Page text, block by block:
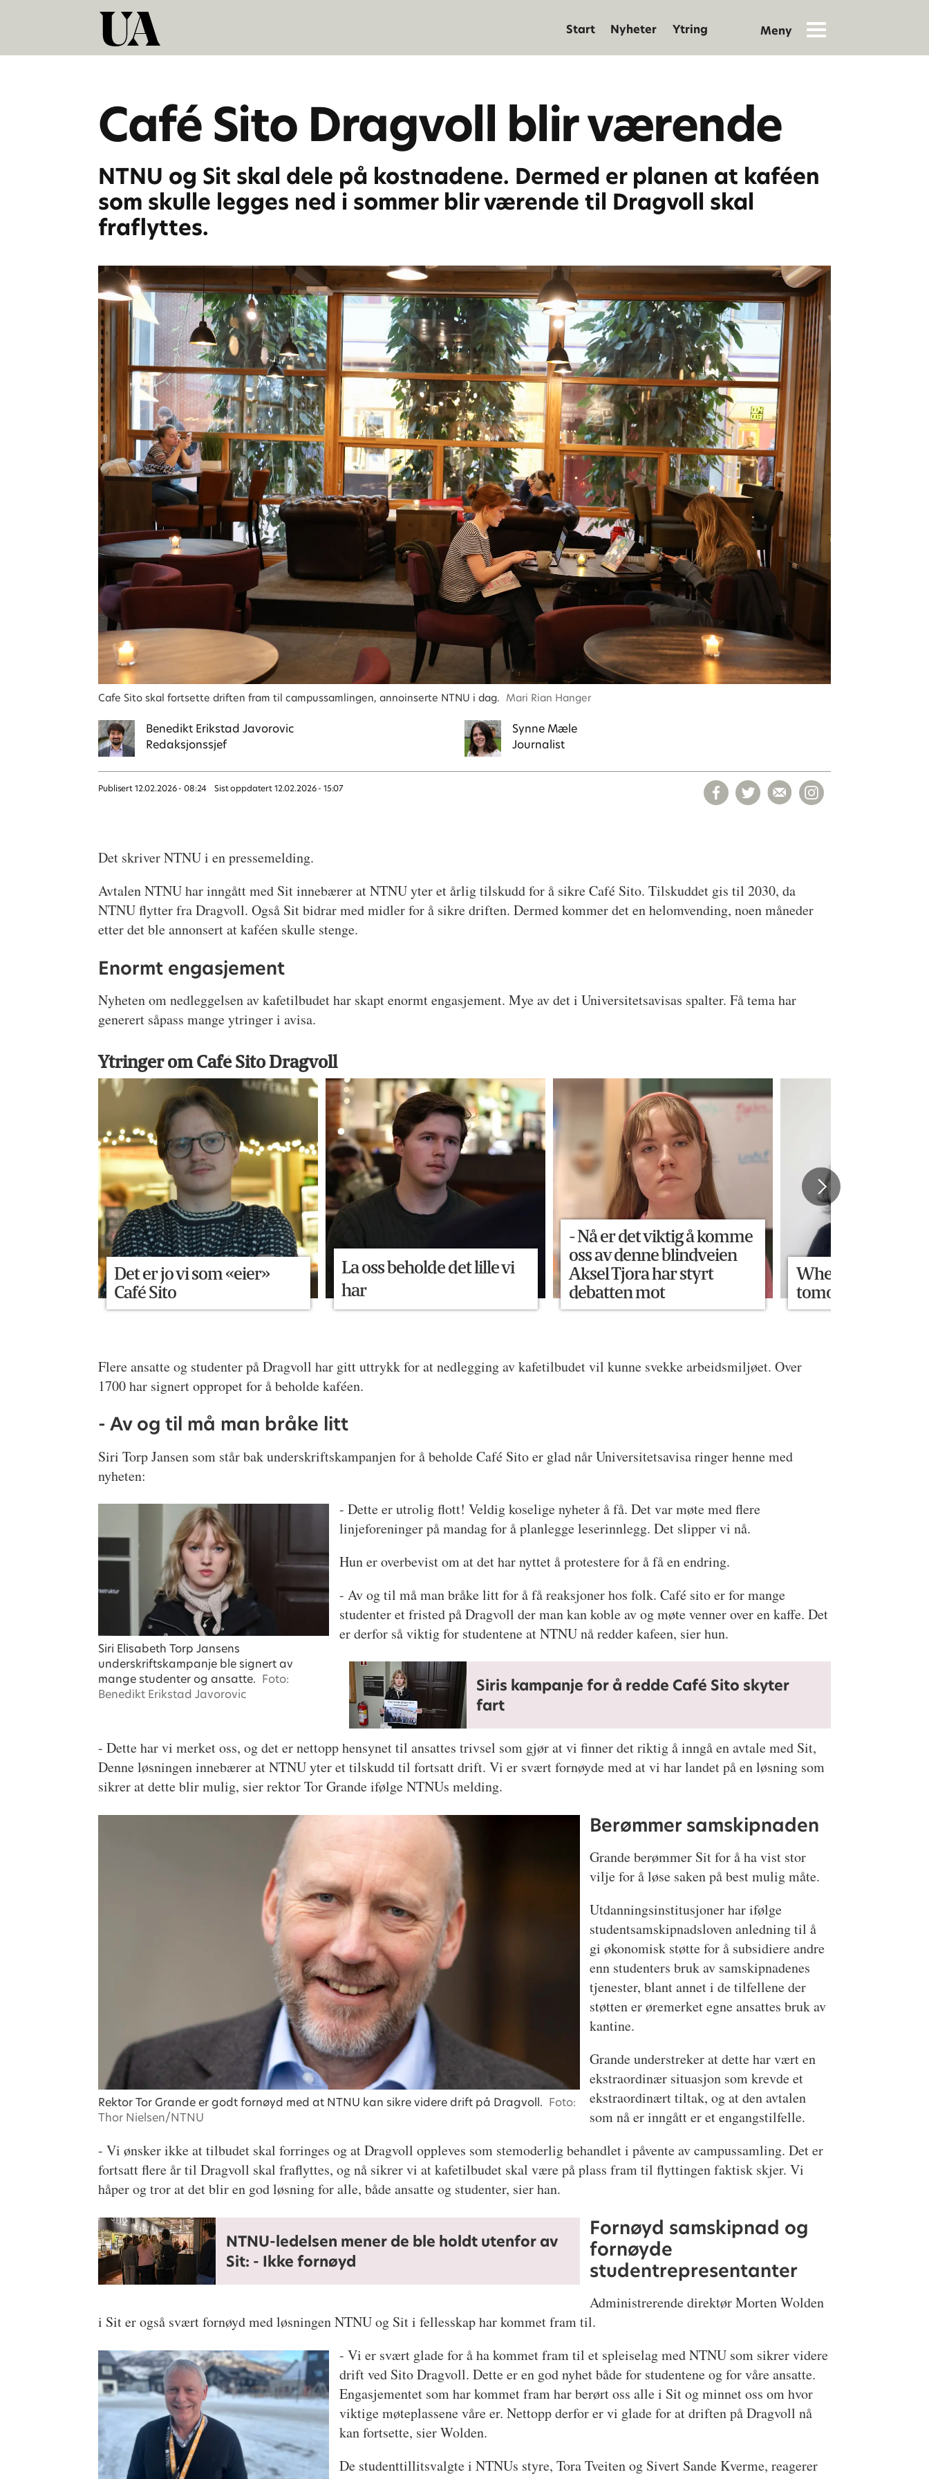
Start Nyheter Ytring
Café Sito Dragvoll blir værende
NTNU og Sit skal dele på kostnadene. Dermed er planen at kaféen
som skulle legges ned i sommer blir værende til Dragvoll skal
fraflyttes.
Cafe Sito skal fortsette driften fram til campussamlingen, annoinserte NTNU i dag. Mari Rian Hanger
Benedikt Erikstad Javorovic
Redaksjonssjef
Synne Mæle
Journalist
Publisert 12.02.2026 - 08:24 Sist oppdatert 12.02.2026 - 15:07
Det skriver NTNU i en pressemelding.
Avtalen NTNU har inngått med Sit innebærer at NTNU yter et årlig tilskudd for å sikre Café Sito. Tilskuddet gis til 2030, da
NTNU flytter fra Dragvoll. Også Sit bidrar med midler for å sikre driften. Dermed kommer det en helomvending, noen måneder
etter det ble annonsert at kaféen skulle stenge.
Enormt engasjement
Nyheten om nedleggelsen av kafetilbudet har skapt enormt engasjement. Mye av det i Universitetsavisas spalter. Få tema har
generert såpass mange ytringer i avisa.
Ytringer om Café Sito Dragvoll
Det er jo vi som «eier»
Café Sito
La oss beholde det lille vi
har
- Nå er det viktig å komme
oss av denne blindveien
Aksel Tjora har styrt
debatten mot
Where will we
tomorrow?
Flere ansatte og studenter på Dragvoll har gitt uttrykk for at nedlegging av kafetilbudet vil kunne svekke arbeidsmiljøet. Over
1700 har signert oppropet for å beholde kaféen.
- Av og til må man bråke litt
Siri Torp Jansen som står bak underskriftskampanjen for å beholde Café Sito er glad når Universitetsavisa ringer henne med
nyheten:
Siri Elisabeth Torp Jansens
underskriftskampanje ble signert av
mange studenter og ansatte. Foto:
Benedikt Erikstad Javorovic
- Dette er utrolig flott! Veldig koselige nyheter å få. Det var møte med flere
linjeforeninger på mandag for å planlegge leserinnlegg. Det slipper vi nå.
Hun er overbevist om at det har nyttet å protestere for å få en endring.
- Av og til må man bråke litt for å få reaksjoner hos folk. Café sito er for mange
studenter et fristed på Dragvoll der man kan koble av og møte venner over en kaffe. Det
er derfor så viktig for studentene at NTNU nå redder kafeen, sier hun.
Siris kampanje for å redde Café Sito skyter
fart
- Dette har vi merket oss, og det er nettopp hensynet til ansattes trivsel som gjør at vi finner det riktig å inngå en avtale med Sit,
Denne løsningen innebærer at NTNU yter et tilskudd til fortsatt drift. Vi er svært fornøyde med at vi har landet på en løsning som
sikrer at dette blir mulig, sier rektor Tor Grande ifølge NTNUs melding.
Rektor Tor Grande er godt fornøyd med at NTNU kan sikre videre drift på Dragvoll. Foto:
Thor Nielsen/NTNU
Berømmer samskipnaden
Grande berømmer Sit for å ha vist stor
vilje for å løse saken på best mulig måte.
Utdanningsinstitusjoner har ifølge
studentsamskipnadsloven anledning til å
gi økonomisk støtte for å subsidiere andre
enn studenters bruk av samskipnadenes
tjenester, blant annet i de tilfellene der
støtten er øremerket egne ansattes bruk av
kantine.
Grande understreker at dette har vært en
ekstraordinær situasjon som krevde et
ekstraordinært tiltak, og at den avtalen
som nå er inngått er et engangstilfelle.
- Vi ønsker ikke at tilbudet skal forringes og at Dragvoll oppleves som stemoderlig behandlet i påvente av campussamling. Det er
fortsatt flere år til Dragvoll skal fraflyttes, og nå sikrer vi at kafetilbudet skal være på plass fram til flyttingen faktisk skjer. Vi
håper og tror at det blir en god løsning for alle, både ansatte og studenter, sier han.
NTNU-ledelsen mener de ble holdt utenfor av
Sit: - Ikke fornøyd
Fornøyd samskipnad og
fornøyde
studentrepresentanter
Administrerende direktør Morten Wolden
i Sit er også svært fornøyd med løsningen NTNU og Sit i fellesskap har kommet fram til.
- Vi er svært glade for å ha kommet fram til et spleiselag med NTNU som sikrer videre
drift ved Sito Dragvoll. Dette er en god nyhet både for studentene og for våre ansatte.
Engasjementet som har kommet fram har berørt oss alle i Sit og minnet oss om hvor
viktige møteplassene våre er. Nettopp derfor er vi glade for at driften på Dragvoll nå
kan fortsette, sier Wolden.
De studenttillitsvalgte i NTNUs styre, Tora Tveiten og Sivert Sande Kverme, reagerer